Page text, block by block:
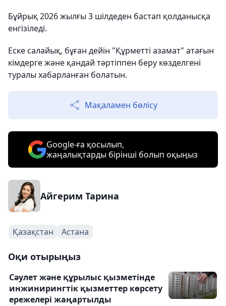
Бұйрық 2026 жылғы 3 шілдеден бастап қолданысқа
енгізіледі.
Еске салайық, бұған дейін "Құрметті азамат" атағын
кімдерге және қандай тәртіппен беру көзделгені
туралы хабарланған болатын.
Мақаламен бөлісу
Google-ға қосылып,
жаңалықтарды бірінші болып оқыңыз
Айгерим Тарина
Қазақстан Астана
Оқи отырыңыз
Сәулет және құрылыс қызметінде
инжинирингтік қызметтер көрсету
ережелері жаңартылды